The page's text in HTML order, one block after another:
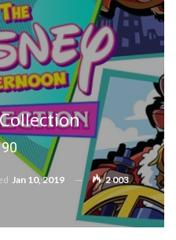
Jan 10, 2019
2 003